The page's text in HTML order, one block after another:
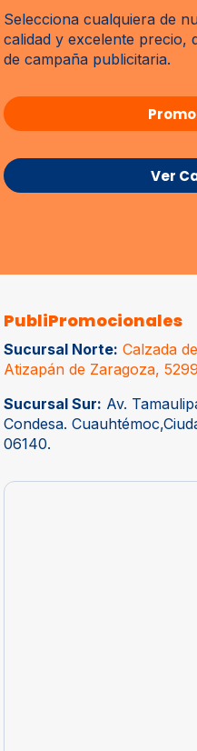
Selecciona cualquiera de
calidad y excelente precio,
de campaña publicitaria.
Ver
PubliPromocionales
Sucursal Norte: Calzada
Atizapán de Zaragoza,
Sucursal Sur: Av.
Condesa.
06140.